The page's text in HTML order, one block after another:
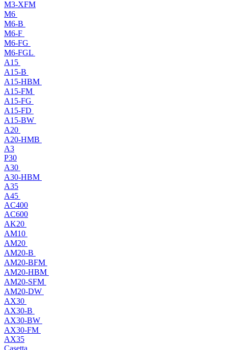
M3-XFM
M6
M6-B
M6-F
M6-FG
M6-FGL
A15
A15-B
A15-HBM
A15-FM
A15-FG
A15-FD
A15-BW
A20
A20-HMB
A3
P30
A30
A30-HBM
A35
A45
AC400
AC600
AK20
AM10
AM20
AM20-B
AM20-BFM
AM20-HBM
AM20-SFM
AM20-DW
AX30
AX30-B
AX30-BW
AX30-FM
AX35
Casetta